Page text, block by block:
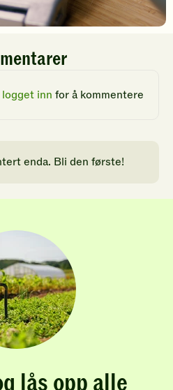
logget inn for å kommentere
enda. Bli den første!
lås opp alle